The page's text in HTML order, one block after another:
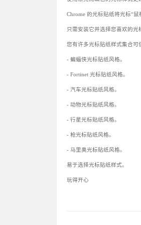
Chrome 的光标贴纸将光标“
只需安装它并选择您喜欢的光
您有许多光标贴纸样式集合可
- 蝙蝠侠光标贴纸风格。
- Fortinet 光标贴纸风格。
- 汽车光标贴纸风格。
- 动物光标贴纸风格。
- 行星光标贴纸风格。
- 枪光标贴纸风格。
- 马里奥光标贴纸风格。
易于选择光标贴纸样式。
玩得开心